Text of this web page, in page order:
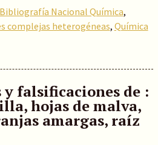
Bibliografía Nacional Química,
complejas heterogéneas, Química
falsificaciones de :
hojas de malva,
amargas, raíz